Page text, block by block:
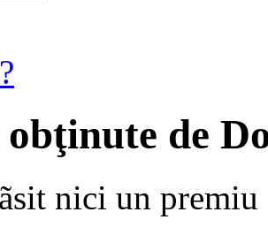
de
nici un premiu